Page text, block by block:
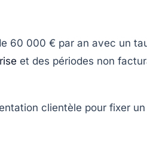
60 000 € par an avec un
et des périodes non
clientèle pour fixer